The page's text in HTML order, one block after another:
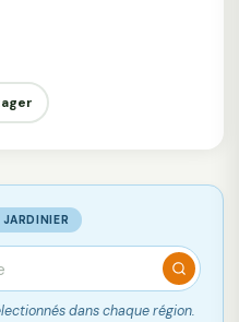
JARDINIER
dans chaque région.